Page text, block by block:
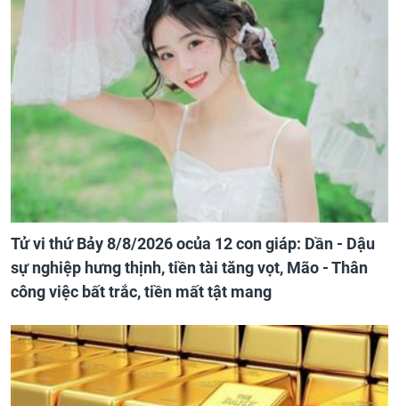
Tử vi thứ Bảy 8/8/2026 ocủa 12 con giáp: Dần - Dậu
sự nghiệp hưng thịnh, tiền tài tăng vọt, Mão - Thân
công việc bất trắc, tiền mất tật mang